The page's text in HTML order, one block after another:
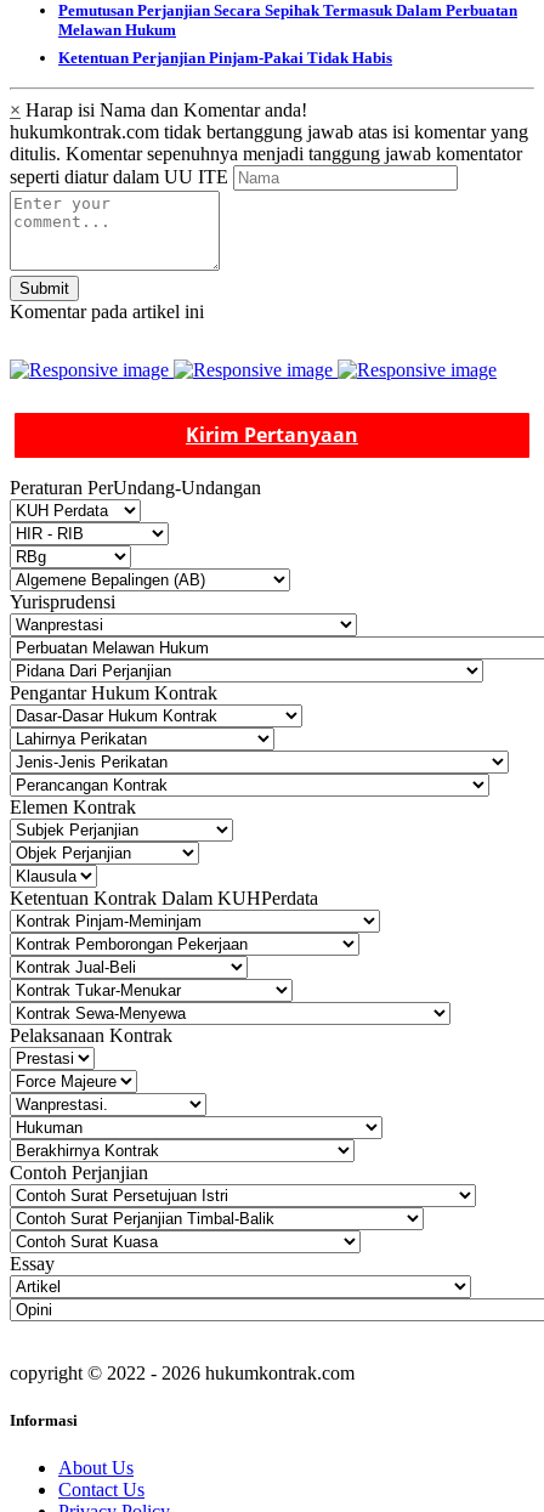
Pemutusan Perjanjian Secara Sepihak Termasuk Dalam Perbuatan
Melawan Hukum
Ketentuan Perjanjian Pinjam-Pakai Tidak Habis
× Harap isi Nama dan Komentar anda!
hukumkontrak.com tidak bertanggung jawab atas isi komentar yang
ditulis. Komentar sepenuhnya menjadi tanggung jawab komentator
seperti diatur dalam UU ITE
Submit
Komentar pada artikel ini
Kirim Pertanyaan
Peraturan PerUndang-Undangan
Yurisprudensi
Pengantar Hukum Kontrak
Elemen Kontrak
Ketentuan Kontrak Dalam KUHPerdata
Pelaksanaan Kontrak
Contoh Perjanjian
Essay
copyright © 2022 - 2026 hukumkontrak.com
Informasi
About Us
Contact Us